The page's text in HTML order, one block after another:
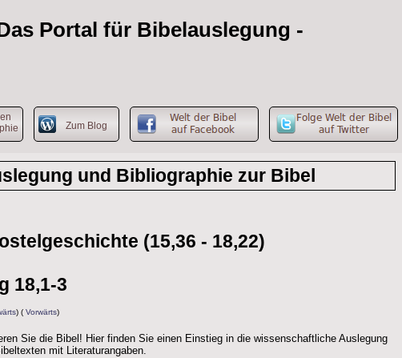
Portal für Bibelauslegung -
Zum Blog
und Bibliographie zur Bibel
(15,36 - 18,22)
18,1-3
) ( Vorwärts)
Sie die Bibel! Hier finden Sie einen Einstieg in die wissenschaftliche Auslegung
mit Literaturangaben.